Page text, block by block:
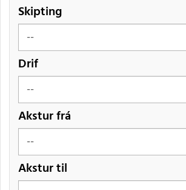
Skipting
Drif
Akstur frá
Akstur til